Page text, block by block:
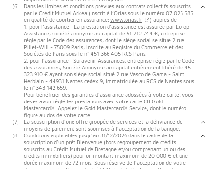
(6)
Dans les limites et conditions prévues aux contrats collectifs souscrits
par le Crédit Mutuel Arkéa (inscrit à l’Orias sous le numéro 07 025 585
en qualité de courtier en assurance; www.orias.fr
) auprès de :
1. pour l’assistance : La prestation d'assistance est assurée par Europ
Assistance, société anonyme au capital de 61 712 744 €, entreprise
régie par le Code des assurances, dont le siège social se situe 2 rue
Pillet-Will - 75009 Paris, inscrite au Registre du Commerce et des
Sociétés de Paris sous le n° 451 366 405 RCS Paris.
2. pour l’assurance : Suravenir Assurances, entreprise régie par le Code
des assurances, Société Anonyme au capital entièrement libéré de 45
323 910 € ayant son siège social situé 2 rue Vasco de Gama - Saint
Herblain - 44931 Nantes cedex 9, immatriculée au RCS de Nantes sous
le n° 343 142 659.
Pour bénéficier des garanties d’assurance adossées à votre carte, vous
devez avoir réglé les prestations avec votre carte CB Gold
Mastercard®. Appelez le Gold Mastercard® Service, dont le numéro
figure au dos de votre carte.
(7)
La souscription d’une offre groupée de services et la délivrance de
moyens de paiement sont soumises à l’acceptation de la banque.
(8)
Conditions applicables jusqu’au 31/12/2026 dans le cadre de la
souscription d'un prêt Bienvenue (hors regroupement de crédits
souscrits au Crédit Mutuel de Bretagne et/ou comprenant un ou des
crédits immobiliers) pour un montant maximum de 20 000 € et une
durée maximum de 72 mois. Sous réserve de l’acceptation de votre